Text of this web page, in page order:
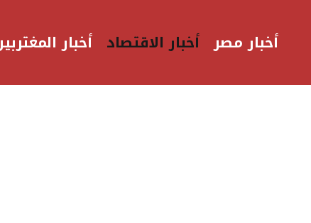
أخبار مصر أخبار الاقتصاد أخبار